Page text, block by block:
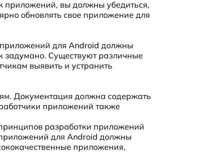
приложений, вы должны убедиться,
обновлять свое приложение для
для Android должны
задумано. Существуют различные
выявить и устранить
Документация должна содержать
приложений также
разработки приложений
для Android должны
приложения,